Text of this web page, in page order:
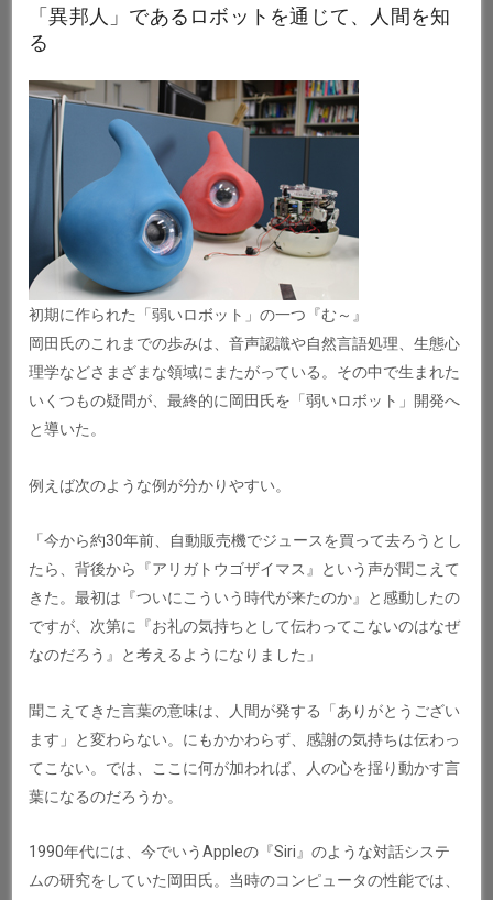
「異邦人」であるロボットを通じて、人間を知
る
初期に作られた「弱いロボット」の一つ『む～』
岡田氏のこれまでの歩みは、音声認識や自然言語処理、生態心
理学などさまざまな領域にまたがっている。その中で生まれた
いくつもの疑問が、最終的に岡田氏を「弱いロボット」開発へ
と導いた。
例えば次のような例が分かりやすい。
「今から約30年前、自動販売機でジュースを買って去ろうとし
たら、背後から『アリガトウゴザイマス』という声が聞こえて
きた。最初は『ついにこういう時代が来たのか』と感動したの
ですが、次第に『お礼の気持ちとして伝わってこないのはなぜ
なのだろう』と考えるようになりました」
聞こえてきた言葉の意味は、人間が発する「ありがとうござい
ます」と変わらない。にもかかわらず、感謝の気持ちは伝わっ
てこない。では、ここに何が加われば、人の心を揺り動かす言
葉になるのだろうか。
1990年代には、今でいうAppleの『Siri』のような対話システ
ムの研究をしていた岡田氏。当時のコンピュータの性能では、